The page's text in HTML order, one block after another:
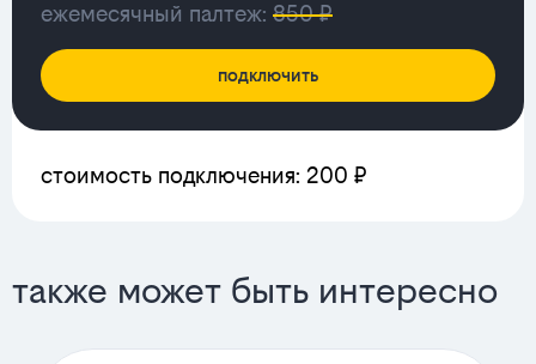
ежемесячный палтеж: 850 ₽
подключить
стоимость подключения: 200 ₽
также может быть интересно